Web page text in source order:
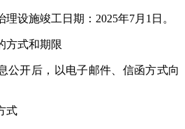
理设施竣工日期 ： 2025年7月 1 日。
方式和期限
公开后，以电子邮件、信函方式向
式